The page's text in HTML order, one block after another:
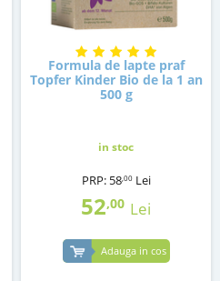
Formula de lapte praf
Topfer Kinder Bio de la 1 an
500 g
in stoc
PRP: 58,00 Lei
52,00 Lei
Adauga in cos